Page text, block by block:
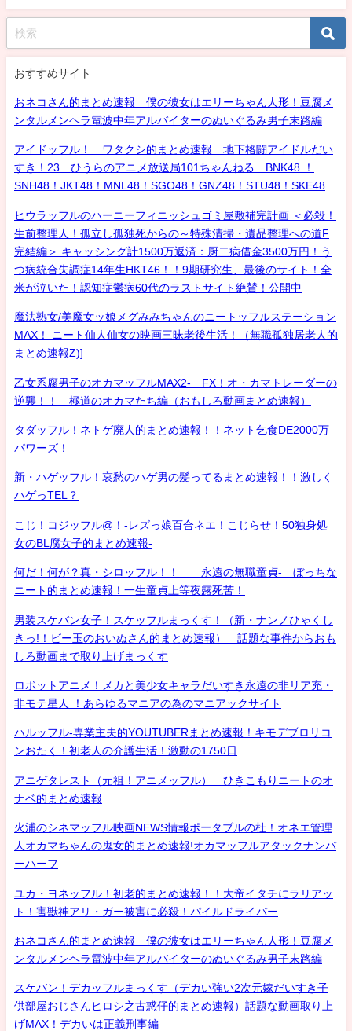
おすすめサイト
おネコさん的まとめ速報 僕の彼女はエリーちゃん人形！豆腐メ
ンタルメンヘラ電波中年アルバイターのぬいぐるみ男子末路編
アイドッフル！ ワタクシ的まとめ速報 地下格闘アイドルだい
すき！23 ひうらのアニメ放送局101ちゃんねる BNK48 ！
SNH48！JKT48！MNL48！SGO48！GNZ48！STU48！SKE48
ヒウラッフルのハーニーフィニッシュゴミ屋敷補完計画 ＜必殺！
生前整理人！孤立し孤独死からの～特殊清掃・遺品整理への道F
完結編＞ キャッシング計1500万返済：厨二病借金3500万円！う
つ病統合失調症14年生HKT46！！9期研究生、最後のサイト！全
米が泣いた！認知症鬱病60代のラストサイト絶賛！公開中
魔法熟女/美魔女ッ娘メグみみちゃんのニートッフルステーション
MAX！ ニート仙人仙女の映画三昧老後生活！（無職孤独居老人的
まとめ速報Z)]
乙女系腐男子のオカマッフルMAX2- FX！オ・カマトレーダーの
逆襲！！ 極道のオカマたち編（おもしろ動画まとめ速報）
タダッフル！ネトゲ廃人的まとめ速報！！ネット乞食DE2000万
パワーズ！
新・ハゲッフル！哀愁のハゲ男の髪ってるまとめ速報！！激しく
ハゲっTEL？
こじ！コジッフル@！-レズっ娘百合ネエ！こじらせ！50独身処
女のBL腐女子的まとめ速報-
何だ！何が？真・シロッフル！！ 永遠の無職童貞- ぼっちな
ニート的まとめ速報！一生童貞上等夜露死苦！
男装スケバン女子！スケッフルまっくす！（新・ナンノひゃくし
きっ!！ビー玉のおいぬさん的まとめ速報） 話題な事件からおも
しろ動画まで取り上げまっくす
ロボットアニメ！メカと美少女キャラだいすき永遠の非リア充・
非モテ星人 ！あらゆるマニアの為のマニアックサイト
ハルッフル-専業主夫的YOUTUBERまとめ速報！キモデブロリコ
ンおたく！初老人の介護生活！激動の1750日
アニゲタレスト（元祖！アニメッフル） ひきこもりニートのオ
ナベ的まとめ速報
火浦のシネマッフル映画NEWS情報ポータブルの杜！オネエ管理
人オカマちゃんの鬼女的まとめ速報!オカマッフルアタックナンバ
ーハーフ
ユカ・ヨネッフル！初老的まとめ速報！！大帝イタチにラリアッ
ト！害獣神アリ・ガー被害に必殺！パイルドライバー
おネコさん的まとめ速報 僕の彼女はエリーちゃん人形！豆腐メ
ンタルメンヘラ電波中年アルバイターのぬいぐるみ男子末路編
スケバン！デカッフルまっくす（デカい強い2次元嫁だいすき子
供部屋おじさんヒロシ之古惑仔的まとめ速報）話題な動画取り上
げMAX！デカいは正義刑事編